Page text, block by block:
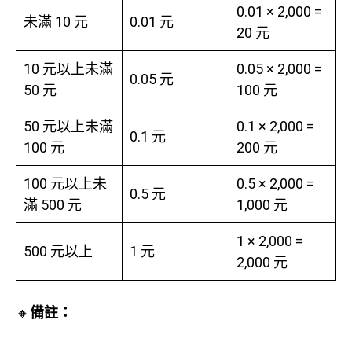
未滿 10 元 0.01 元
0.01 × 2,000 =
20 元
10 元以上未滿
50 元
0.05 元
0.05 × 2,000 =
100 元
50 元以上未滿
100 元
0.1 元
0.1 × 2,000 =
200 元
100 元以上未
滿 500 元
0.5 元
0.5 × 2,000 =
1,000 元
500 元以上 1 元
1 × 2,000 =
2,000 元
🔸備註：